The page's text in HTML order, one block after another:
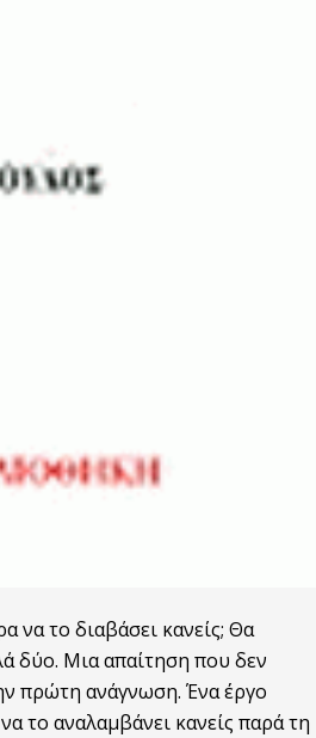
νατο διαβάσει κανείς; Θα
δύο. Μια απαίτηση που δεν
πρώτη ανάγνωση. Ένα έργο
το αναλαμβάνει κανείς παρά τη